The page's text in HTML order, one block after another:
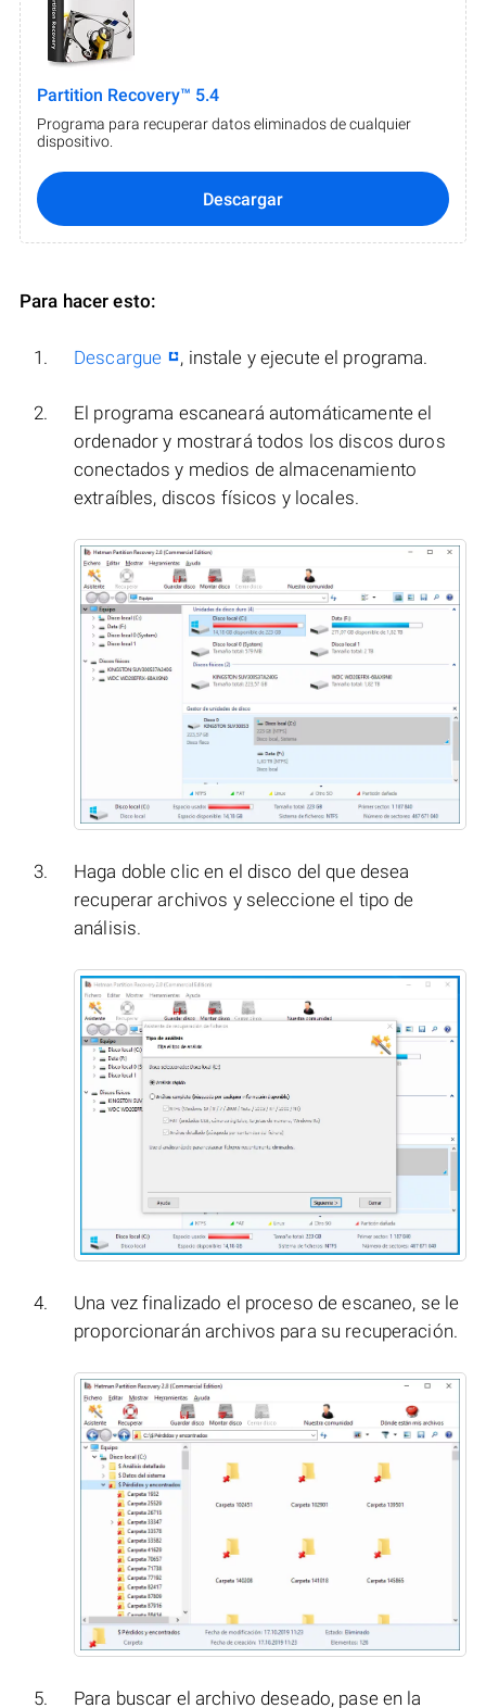
Partition Recovery™ 5.4
Programa para recuperar datos eliminados de cualquier
dispositivo.
Descargar
Para hacer esto:
Descargue , instale y ejecute el programa.
El programa escaneará automáticamente el
ordenador y mostrará todos los discos duros
conectados y medios de almacenamiento
extraíbles, discos físicos y locales.
Haga doble clic en el disco del que desea
recuperar archivos y seleccione el tipo de
análisis.
Una vez finalizado el proceso de escaneo, se le
proporcionarán archivos para su recuperación.
Para buscar el archivo deseado, pase en la